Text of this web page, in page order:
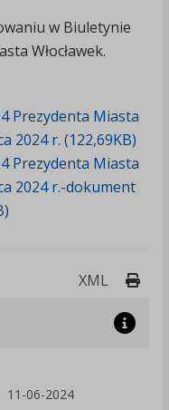
w Biuletynie
Włocławek.
Prezydenta Miasta
2024 r. (122,69KB)
Prezydenta Miasta
2024 r.-dokument
XML
11-06-2024